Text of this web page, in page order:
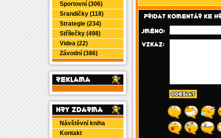
Sportovní (306)
Srandičky (118)
Strategie (234)
Střílečky (498)
Videa (22)
Závodní (386)
Návštěvní kniha
Kontakt